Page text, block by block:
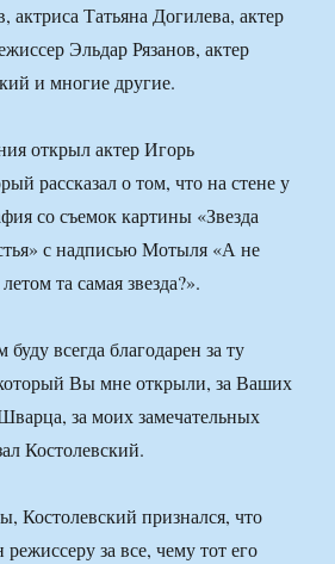
актриса Татьяна Догилева, актер
Эльдар Рязанов, актер
и многие другие.
открыл актер Игорь
рассказал о том, что на стене у
со съемок картины «Звезда
с надписью Мотыля «А не
та самая звезда?».
всегда благодарен за ту
который Вы мне открыли, за Ваших
за моих замечательных
Костолевский.
Костолевский признался, что
режиссеру за все, чему тот его